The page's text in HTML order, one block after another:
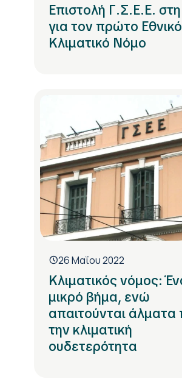
Επιστολή Γ.Σ.Ε.Ε.
για τον πρώτο Εθνικό
Κλιματικό Νόμο
26 Μαΐου 2022
Κλιματικός νόμος:
μικρό βήμα, ενώ
απαιτούνται άλματα
την κλιματική
ουδετερότητα